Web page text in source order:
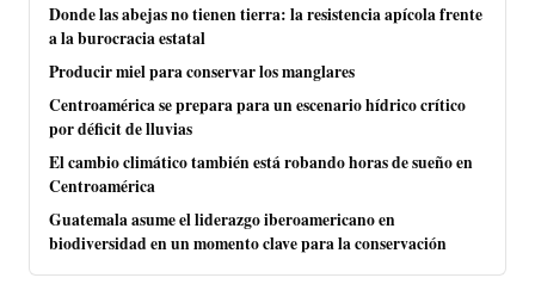
Donde las abejas no tienen tierra: la resistencia apícola frente
a la burocracia estatal
Producir miel para conservar los manglares
Centroamérica se prepara para un escenario hídrico crítico
por déficit de lluvias
El cambio climático también está robando horas de sueño en
Centroamérica
Guatemala asume el liderazgo iberoamericano en
biodiversidad en un momento clave para la conservación